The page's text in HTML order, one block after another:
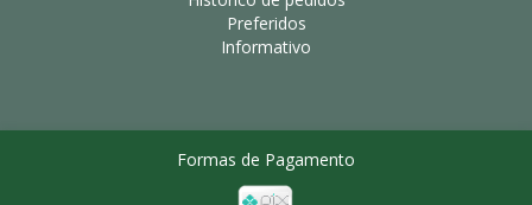
Preferidos
Informativo
Formas de Pagamento